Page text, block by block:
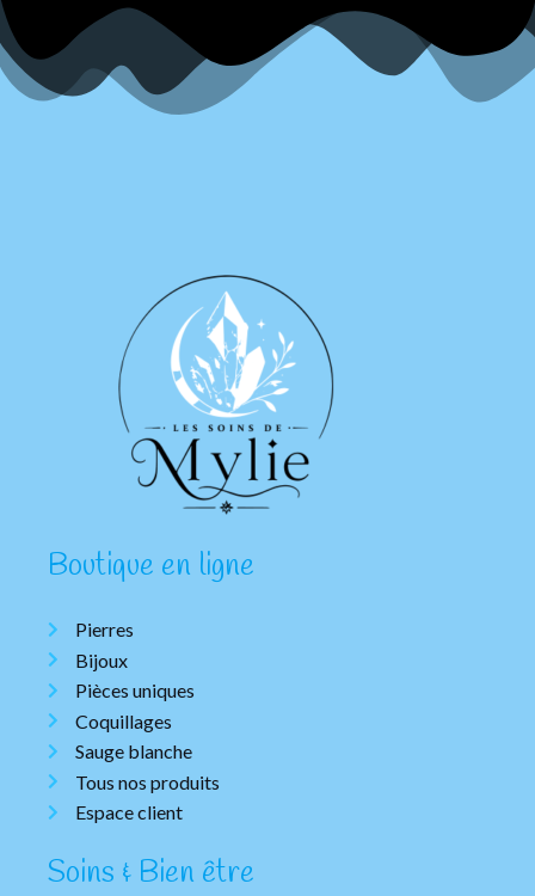
Boutique en ligne
Pierres
Bijoux
Pièces uniques
Coquillages
Sauge blanche
Tous nos produits
Espace client
Soins & Bien être